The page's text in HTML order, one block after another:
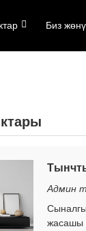
Биз
Админ
жасашы